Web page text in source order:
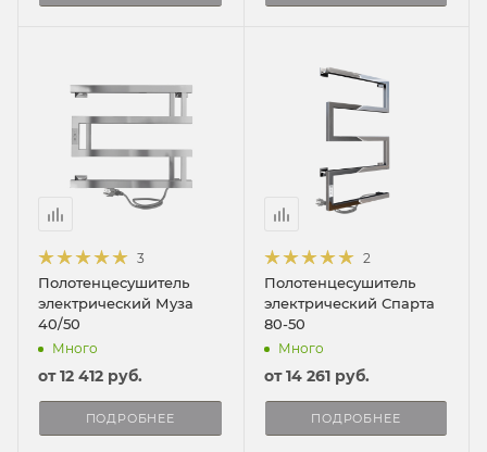
3
Полотенцесушитель
электрический Муза
40/50
Много
от12 412 руб.
ПОДРОБНЕЕ
2
Полотенцесушитель
электрический Спарта
80-50
Много
от14 261 руб.
ПОДРОБНЕЕ